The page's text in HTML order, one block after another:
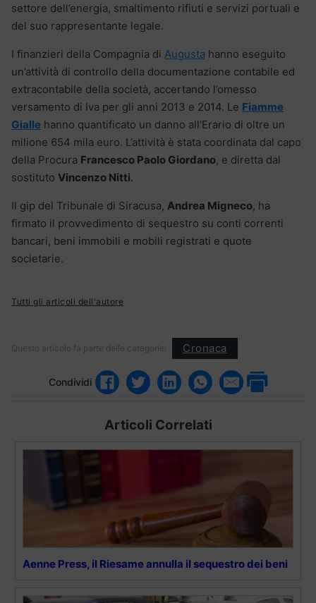
settore dell’energia, smaltimento rifiuti e servizi portuali e
del suo rappresentante legale.
I finanzieri della Compagnia di Augusta hanno eseguito
un’attività di controllo della documentazione contabile ed
extracontabile della società, accertando l’omesso
versamento di Iva per gli anni 2013 e 2014. Le Fiamme
Gialle hanno quantificato un danno all’Erario di oltre un
milione 654 mila euro. L’attività è stata coordinata dal capo
della Procura Francesco Paolo Giordano, e diretta dal
sostituto Vincenzo Nitti.
Il gip del Tribunale di Siracusa, Andrea Migneco, ha
firmato il provvedimento di sequestro su conti correnti
bancari, beni immobili e mobili registrati e quote
societarie.
Tutti gli articoli dell'autore
Questo articolo fa parte delle categorie: Cronaca
Condividi
Articoli Correlati
Aenne Press, il Riesame annulla il sequestro dei beni